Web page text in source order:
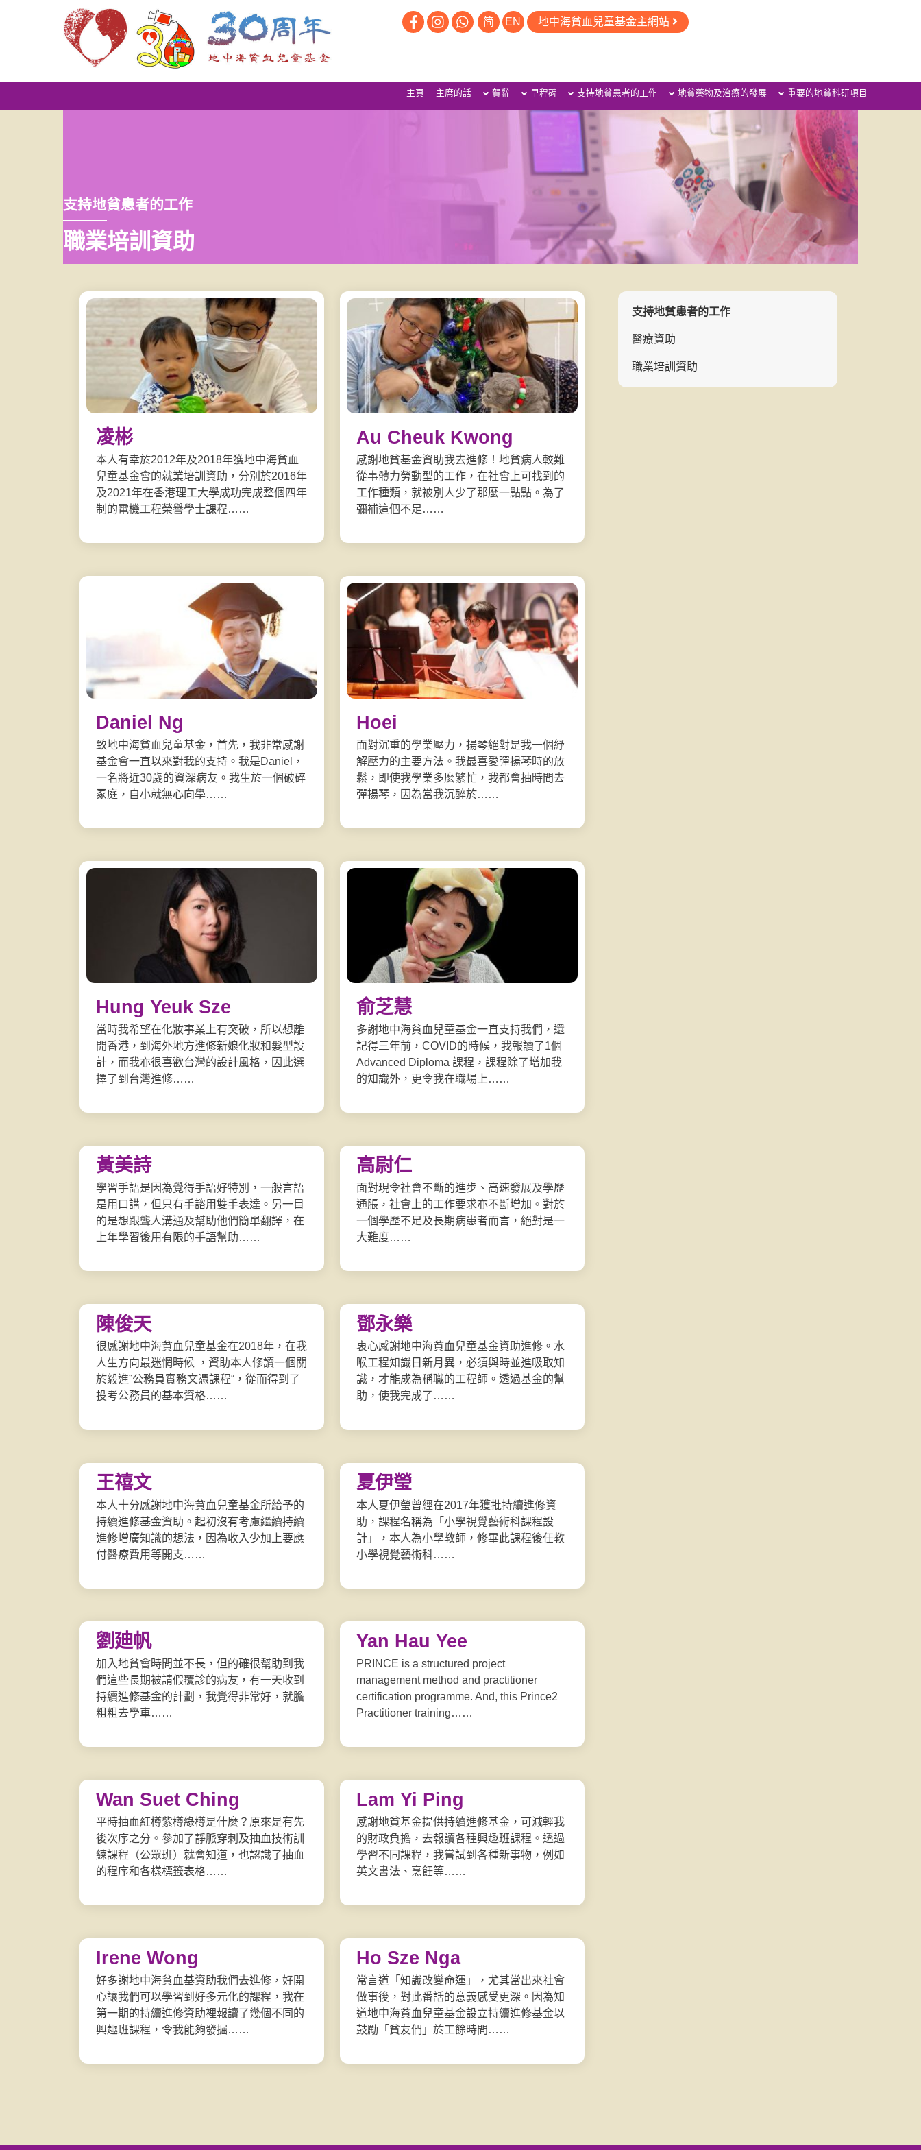
简 EN 地中海貧血兒童基金主網站
主頁 主席的話 賀辭 里程碑 支持地貧患者的工作 地貧藥物及治療的發展 重要的地貧科研項目
支持地貧患者的工作
職業培訓資助
凌彬
本人有幸於2012年及2018年獲地中海貧血
兒童基金會的就業培訓資助，分別於2016年
及2021年在香港理工大學成功完成整個四年
制的電機工程榮譽學士課程……
Au Cheuk Kwong
感謝地貧基金資助我去進修！地貧病人較難
從事體力勞動型的工作，在社會上可找到的
工作種類，就被別人少了那麼一點點。為了
彌補這個不足……
Daniel Ng
致地中海貧血兒童基金，首先，我非常感謝
基金會一直以來對我的支持。我是Daniel，
一名將近30歲的資深病友。我生於一個破碎
冢庭，自小就無心向學……
Hoei
面對沉重的學業壓力，揚琴絕對是我一個紓
解壓力的主要方法。我最喜愛彈揚琴時的放
鬆，即使我學業多麼繁忙，我都會抽時間去
彈揚琴，因為當我沉醉於……
Hung Yeuk Sze
當時我希望在化妝事業上有突破，所以想離
開香港，到海外地方進修新娘化妝和髮型設
計，而我亦很喜歡台灣的設計風格，因此選
擇了到台灣進修……
俞芝慧
多謝地中海貧血兒童基金一直支持我們，還
記得三年前，COVID的時候，我報讀了1個
Advanced Diploma 課程，課程除了增加我
的知識外，更令我在職場上……
黃美詩
學習手語是因為覺得手語好特別，一般言語
是用口講，但只有手諮用雙手表達。另一目
的是想跟聾人溝通及幫助他們簡單翻譯，在
上年學習後用有限的手語幫助……
高尉仁
面對現令社會不斷的進步、高速發展及學歷
通脹，社會上的工作要求亦不斷增加。對於
一個學歷不足及長期病患者而言，絕對是一
大難度……
陳俊天
很感謝地中海貧血兒童基金在2018年，在我
人生方向最迷惘時候 ，資助本人修讀一個關
於毅進”公務員實務文憑課程“，從而得到了
投考公務員的基本資格……
鄧永樂
衷心感謝地中海貧血兒童基金資助進修。水
喉工程知識日新月異，必須與時並進吸取知
識，才能成為稱職的工程師。透過基金的幫
助，使我完成了……
王禧文
本人十分感謝地中海貧血兒童基金所給予的
持續進修基金資助。起初沒有考慮繼續持續
進修增廣知識的想法，因為收入少加上要應
付醫療費用等開支……
夏伊瑩
本人夏伊瑩曾經在2017年獲批持續進修資
助，課程名稱為「小學視覺藝術科課程設
計」，本人為小學教師，修畢此課程後任教
小學視覺藝術科……
劉廸帆
加入地貧會時間並不長，但的確很幫助到我
們這些長期被請假覆診的病友，有一天收到
持續進修基金的計劃，我覺得非常好，就膽
粗粗去學車……
Yan Hau Yee
PRINCE is a structured project
management method and practitioner
certification programme. And, this Prince2
Practitioner training……
Wan Suet Ching
平時抽血紅樽紫樽綠樽是什麼？原來是有先
後次序之分。參加了靜脈穿刺及抽血技術訓
練課程（公眾班）就會知道，也認識了抽血
的程序和各樣標籤表格……
Lam Yi Ping
感謝地貧基金提供持續進修基金，可減輕我
的財政負擔，去報讀各種興趣班課程。透過
學習不同課程，我嘗試到各種新事物，例如
英文書法、烹飪等……
Irene Wong
好多謝地中海貧血基資助我們去進修，好開
心讓我們可以學習到好多元化的課程，我在
第一期的持續進修資助裡報讀了幾個不同的
興趣班課程，令我能夠發掘……
Ho Sze Nga
常言道「知識改變命運」，尤其當出來社會
做事後，對此番話的意義感受更深。因為知
道地中海貧血兒童基金設立持續進修基金以
鼓勵「貧友們」於工餘時間……
支持地貧患者的工作
醫療資助
職業培訓資助